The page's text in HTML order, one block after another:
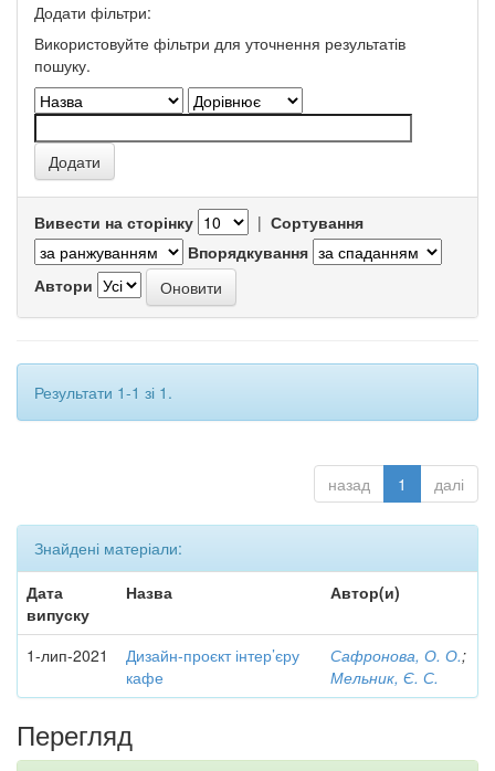
Додати фільтри:
Використовуйте фільтри для уточнення результатів
пошуку.
Вивести на сторінку | Сортування
Впорядкування
Автори
Результати 1-1 зі 1.
назад 1 далі
Знайдені матеріали:
Дата
випуску
Назва Автор(и)
1-лип-2021
Дизайн-проєкт інтер’єру
кафе
Сафронова, О. О.;
Мельник, Є. С.
Перегляд